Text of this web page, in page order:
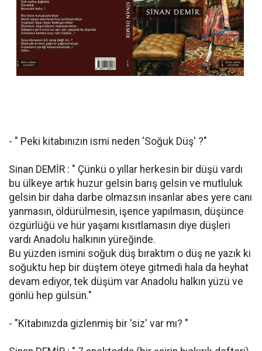
- " Peki kitabınızın ismi neden 'Soğuk Düş' ?"
Sinan DEMİR : " Çünkü o yıllar herkesin bir düşü vardı
bu ülkeye artık huzur gelsin barış gelsin ve mutluluk
gelsin bir daha darbe olmazsın insanlar abes yere canı
yanmasın, öldürülmesin, işence yapılmasın, düşünce
özgürlüğü ve hür yaşamı kısıtlamasın diye düşleri
vardı Anadolu halkının yüreğinde.
Bu yüzden ismini soğuk düş bıraktım o düş ne yazık ki
soğuktu hep bir düştem öteye gitmedi hala da heyhat
devam ediyor, tek düşüm var Anadolu halkın yüzü ve
gönlü hep gülsün."
- "Kitabınızda gizlenmiş bir 'siz' var mı? "